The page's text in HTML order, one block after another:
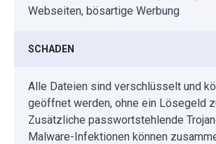
Webseiten, bösartige Werbung
SCHADEN
Alle Dateien sind verschlüsselt und
geöffnet werden, ohne ein Lösegeld
Zusätzliche passwortstehlende
Malware-Infektionen können